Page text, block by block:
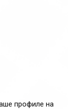
профиле на